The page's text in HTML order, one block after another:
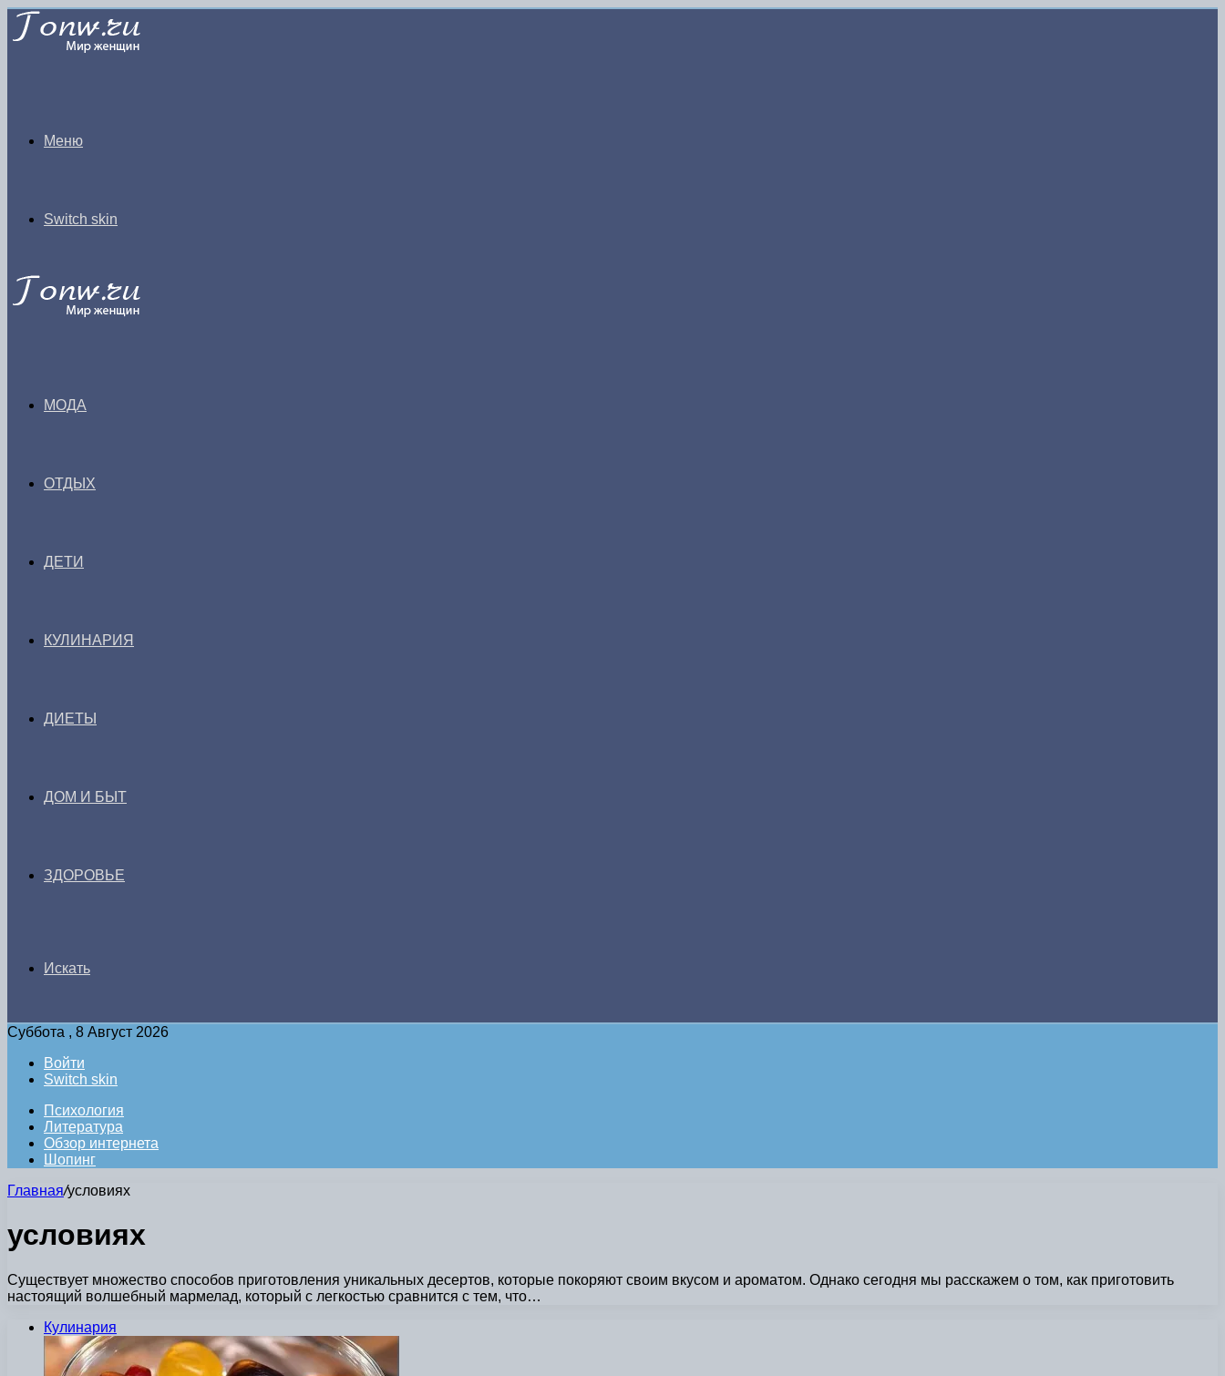
Меню
Switch skin
МОДА
ОТДЫХ
ДЕТИ
КУЛИНАРИЯ
ДИЕТЫ
ДОМ И БЫТ
ЗДОРОВЬЕ
Искать
Суббота , 8 Август 2026
Войти
Switch skin
Психология
Литература
Обзор интернета
Шопинг
Главная/условиях
условиях
Существует множество способов приготовления уникальных десертов, которые покоряют своим вкусом и ароматом. Однако сегодня мы расскажем о том, как приготовить
настоящий волшебный мармелад, который с легкостью сравнится с тем, что…
Кулинария